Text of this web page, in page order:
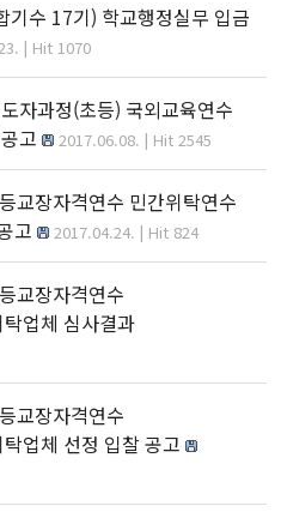
기수 17기) 학교행정실무 입금
| Hit 1070
자과정(초등) 국외교육연수
고
2017.06.08. | Hit 2545
교장자격연수 민간위탁연수
고
2017.04.24. | Hit 824
교장자격연수
업체 심사결과
교장자격연수
업체 선정 입찰 공고